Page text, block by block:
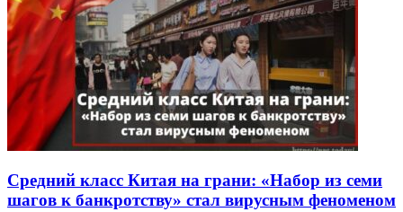
Средний класс Китая на грани: «Набор из семи
шагов к банкротству» стал вирусным феноменом